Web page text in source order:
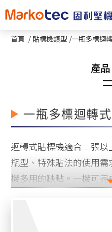
首頁 貼標機類型 一瓶多標迴
圓瓶貼標機系列
熱熔膠圓瓶及方瓶貼
立式星盤圓瓶貼標機
臥滾式小圓瓶貼標機
一瓶多標迴轉
迴轉式貼標機適合三張
瓶型、特殊貼法的使用
機多用的缺點。一機可
Cookie管理面板